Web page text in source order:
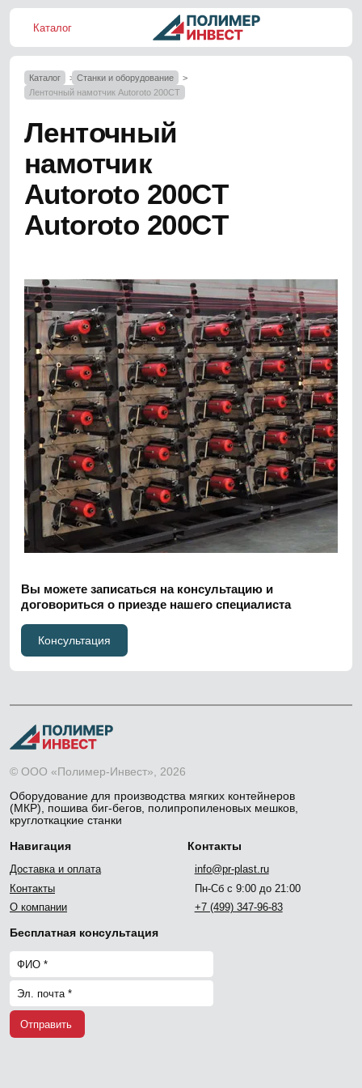
Каталог
Каталог
Станки и оборудование
Ленточный намотчик Autoroto 200CT
Ленточный
намотчик
Autoroto 200CT
Autoroto 200CT
Вы можете записаться на консультацию и
договориться о приезде нашего специалиста
Консультация
© ООО «Полимер-Инвест», 2026
Оборудование для производства мягких контейнеров
(МКР), пошива биг-бегов, полипропиленовых мешков,
круглоткацкие станки
Навигация
Доставка и оплата
Контакты
О компании
Контакты
info@pr-plast.ru
Пн-Сб с 9:00 до 21:00
+7 (499) 347-96-83
Бесплатная консультация
Отправить